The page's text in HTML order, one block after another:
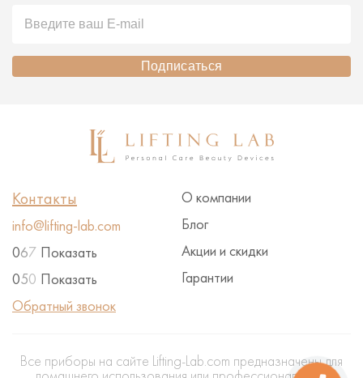
Подписаться
О компании
Блог
Акции и скидки
Гарантии
Контакты
info@lifting-lab.com
067 Показать
050 Показать
Обратный звонок
Все приборы на сайте Lifting-Lab.com предназначены для